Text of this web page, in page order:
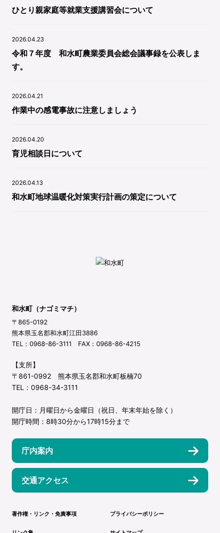
ひとり親家庭等就業支援講習会について
2026.04.23
令和７年度 和水町農業委員会総会議事録を公表しま
す。
2026.04.21
作業中の感電事故に注意しましょう
2026.04.20
育児相談日について
2026.04.13
和水町地球温暖化対策実行計画の策定について
和水町（ナゴミマチ）
〒865-0192
熊本県玉名郡和水町江田3886
TEL：0968-86-3111 FAX：0968-86-4215
【支所】
〒861-0992 熊本県玉名郡和水町板楠70
TEL：0968-34-3111
開庁日：月曜日から金曜日（祝日、年末年始を除く）
開庁時間：8時30分から17時15分まで
庁内案内
交通アクセス
著作権・リンク・免責事項 プライバシーポリシー